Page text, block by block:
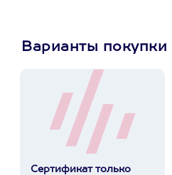
Варианты покупки
Сертификат только